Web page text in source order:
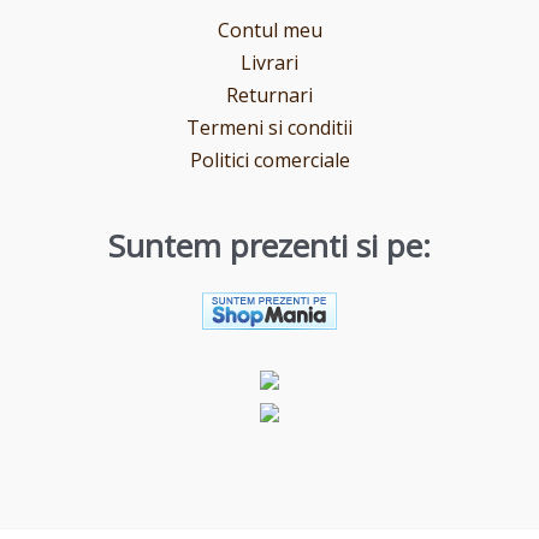
Contul meu
Livrari
Returnari
Termeni si conditii
Politici comerciale
Suntem prezenti si pe: